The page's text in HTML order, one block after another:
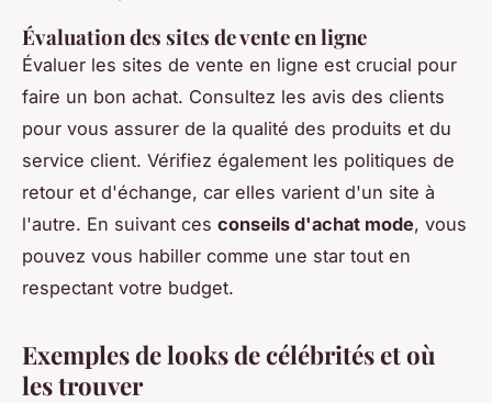
Évaluation des sites de vente en ligne
Évaluer les sites de vente en ligne est crucial pour
faire un bon achat. Consultez les avis des clients
pour vous assurer de la qualité des produits et du
service client. Vérifiez également les politiques de
retour et d'échange, car elles varient d'un site à
l'autre. En suivant ces conseils d'achat mode, vous
pouvez vous habiller comme une star tout en
respectant votre budget.
Exemples de looks de célébrités et où
les trouver